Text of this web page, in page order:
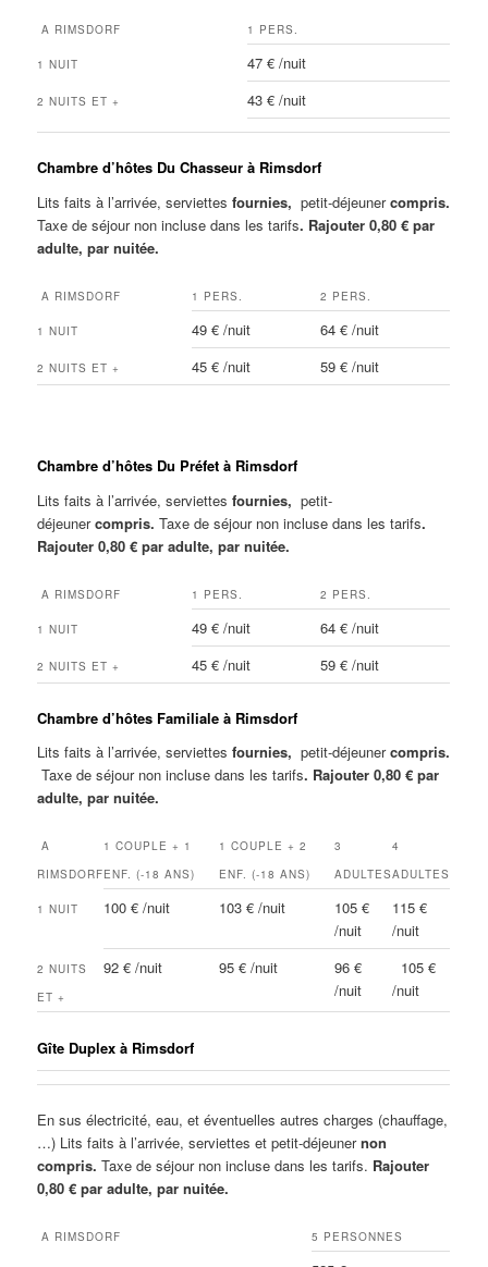
A RIMSDORF 1 PERS.
1 NUIT 47 € /nuit
2 NUITS ET + 43 € /nuit
Chambre d’hôtes Du Chasseur à Rimsdorf
Lits faits à l’arrivée, serviettes fournies, petit-déjeunercompris.
Taxe de séjour non incluse dans les tarifs. Rajouter 0,80 € par
adulte, par nuitée.
A RIMSDORF 1 PERS. 2 PERS.
1 NUIT 49 € /nuit 64 € /nuit
2 NUITS ET + 45 € /nuit 59 € /nuit
Chambre d’hôtes Du Préfet à Rimsdorf
Lits faits à l’arrivée, serviettes fournies, petit-
déjeunercompris. Taxe de séjour non incluse dans les tarifs.
Rajouter 0,80 € par adulte, par nuitée.
A RIMSDORF 1 PERS. 2 PERS.
1 NUIT 49 € /nuit 64 € /nuit
2 NUITS ET + 45 € /nuit 59 € /nuit
Chambre d’hôtes Familiale à Rimsdorf
Lits faits à l’arrivée, serviettes fournies, petit-déjeunercompris.
Taxe de séjour non incluse dans les tarifs. Rajouter 0,80 € par
adulte, par nuitée.
A
RIMSDORF
1 COUPLE + 1
ENF. (-18 ANS)
1 COUPLE + 2
ENF. (-18 ANS)
3
ADULTES
4
ADULTES
1 NUIT 100 € /nuit 103 € /nuit
105 €
/nuit
115 €
/nuit
2 NUITS
ET +
92 € /nuit 95 € /nuit
96 €
/nuit
105 €
/nuit
Gîte Duplex à Rimsdorf
En sus électricité, eau, et éventuelles autres charges (chauffage,
…) Lits faits à l’arrivée, serviettes et petit-déjeunernon
compris. Taxe de séjour non incluse dans les tarifs. Rajouter
0,80 € par adulte, par nuitée.
A RIMSDORF 5 PERSONNES